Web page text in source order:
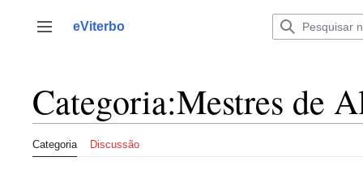
para
Alternar barra lateral
eViterbo
Categoria:Mestres de
Categoria Discussão